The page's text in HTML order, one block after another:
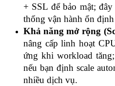
+ SSL để bảo mật;
thống vận hành ổn
Khả năng mở rộng
nâng cấp linh hoạt
ứng khi workload
nếu bạn định scale
nhiều dịch vụ.